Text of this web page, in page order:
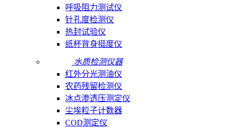
呼吸阻力测试仪
针孔度检测仪
热封试验仪
纸杯背身挺度仪
水质检测仪器
红外分光测油仪
农药残留检测仪
冰点渗透压测定仪
尘埃粒子计数器
COD测定仪